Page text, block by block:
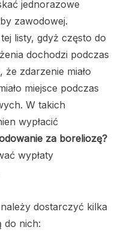
jednorazowe
zawodowej.
listy, gdyż często do
dochodzi podczas
zdarzenie miało
miejsce podczas
W takich
wypłacić
za boreliozę?
wypłaty
dostarczyć kilka
do nich: